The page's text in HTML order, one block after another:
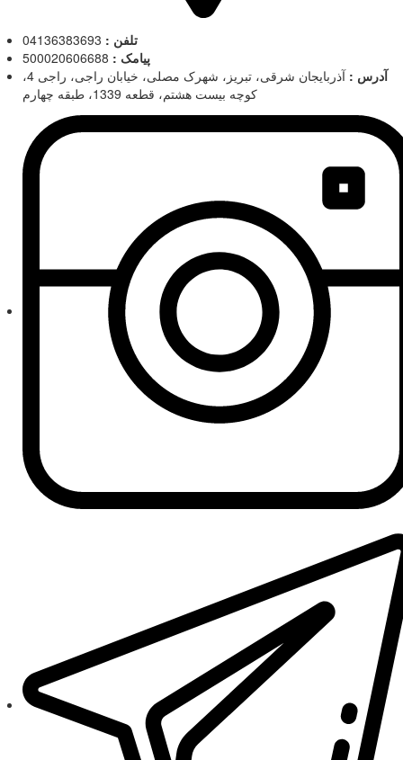
تلفن :
پیامک :
آدرس :
آذربایجان شرقی، تبریز، شهرک مصلی، خیابان راجی، راجی 4،
کوچه بیست هشتم، قطعه 1339، طبقه چهارم